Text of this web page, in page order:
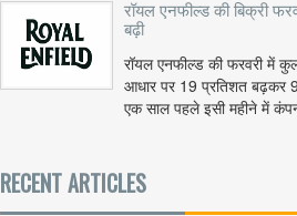
रॉयल एनफील्ड की बिक्री
बढ़ी
रॉयल एनफील्ड की फरवरी में कुल
आधार पर 19 प्रतिशत बढ़कर
एक साल पहले इसी महीने में
RECENT ARTICLES